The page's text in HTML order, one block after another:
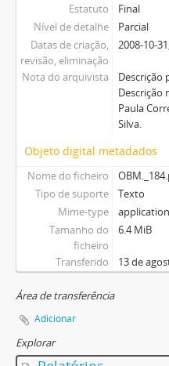
Estatuto
Final
Nível de detalhe
Parcial
Datas de criação,
revisão, eliminação
2008-10-
Nota do arquivista
Descrição
Descrição
Paula
Silva.
Objeto digital metadados
Nome do ficheiro
Tipo de suporte
Texto
Mime-type
Tamanho do
ficheiro
6.4 MiB
Transferido 13 de
Área de transferência
Adicionar
Explorar